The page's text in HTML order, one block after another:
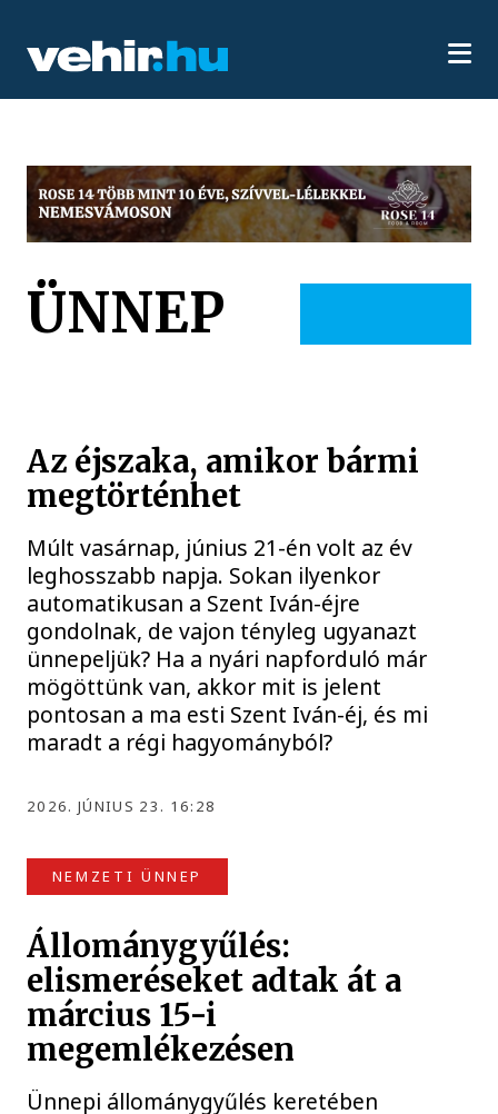
ÜNNEP
Az éjszaka, amikor bármi
megtörténhet
Múlt vasárnap, június 21-én volt az év
leghosszabb napja. Sokan ilyenkor
automatikusan a Szent Iván-éjre
gondolnak, de vajon tényleg ugyanazt
ünnepeljük? Ha a nyári napforduló már
mögöttünk van, akkor mit is jelent
pontosan a ma esti Szent Iván-éj, és mi
maradt a régi hagyományból?
2026. JÚNIUS 23. 16:28
NEMZETI ÜNNEP
Állománygyűlés:
elismeréseket adtak át a
március 15-i
megemlékezésen
Ünnepi állománygyűlés keretében